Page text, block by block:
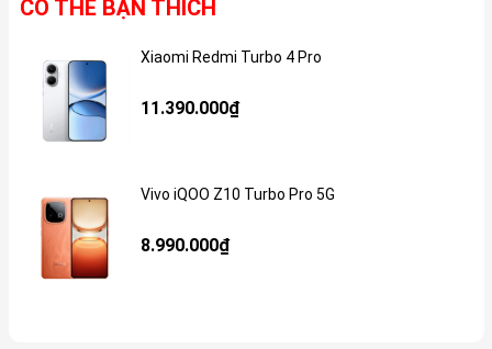
CÓ THỂ BẠN THÍCH
Xiaomi Redmi Turbo 4 Pro
11.390.000₫
Vivo iQOO Z10 Turbo Pro 5G
8.990.000₫